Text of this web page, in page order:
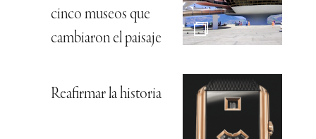
cinco museos que
cambiaron el paisaje
Reafirmar la historia